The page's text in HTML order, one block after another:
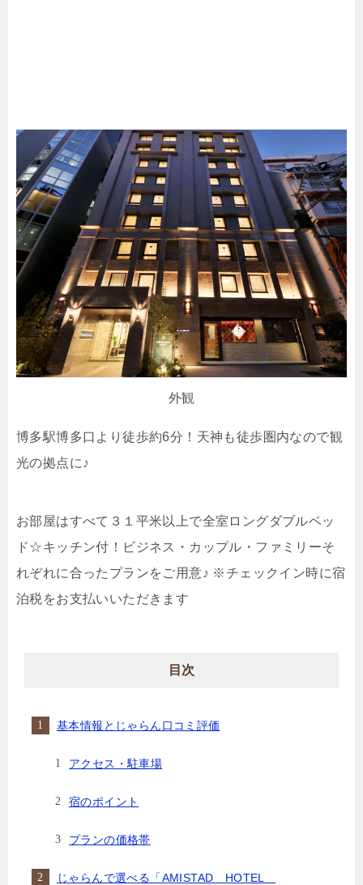
外観
博多駅博多口より徒歩約6分！天神も徒歩圏内なので観
光の拠点に♪
お部屋はすべて３１平米以上で全室ロングダブルベッ
ド☆キッチン付！ビジネス・カップル・ファミリーそ
れぞれに合ったプランをご用意♪ ※チェックイン時に宿
泊税をお支払いいただきます
目次
基本情報とじゃらん口コミ評価
アクセス・駐車場
宿のポイント
プランの価格帯
じゃらんで選べる「AMISTAD HOTEL